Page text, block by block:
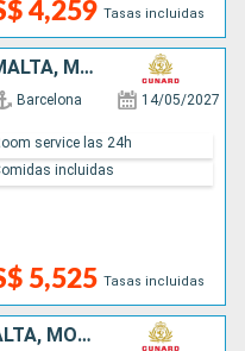
4,259 Tasas incluidas
ESPAÑA, TURQUÍA, GRECIA, MALTA, MONTENEGRO, CROACIA, ITALIA
Barcelona 14/05/2027
5,525 Tasas incluidas
service las 24h
incluidas
GRECIA, TURQUÍA, ITALIA, MALTA, MONTENEGRO, CROACIA, ESPAÑA